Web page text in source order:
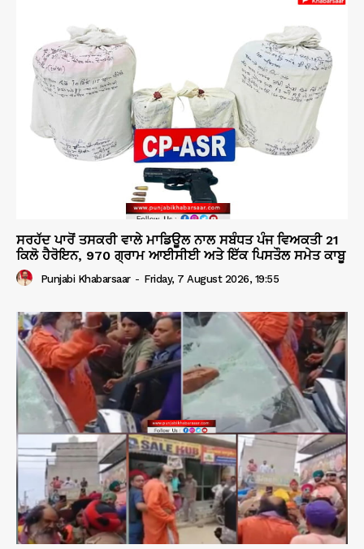
ਸਰਹੱਦ ਪਾਰੋਂ ਤਸਕਰੀ ਵਾਲੇ ਮਾਡਿਊਲ ਨਾਲ ਸਬੰਧਤ ਪੰਜ ਵਿਅਕਤੀ 21
ਕਿਲੋ ਹੈਰੋਇਨ, 970 ਗ੍ਰਾਮ ਆਈਸੀਈ ਅਤੇ ਇੱਕ ਪਿਸਤੌਲ ਸਮੇਤ ਕਾਬੂ
Punjabi Khabarsaar - Friday, 7 August 2026, 19:55